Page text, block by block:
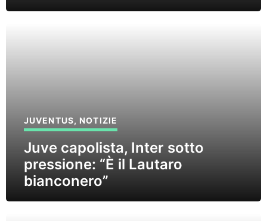
JUVENTUS, NOTIZIE
Juve capolista, Inter sotto
pressione: “È il Lautaro
bianconero”